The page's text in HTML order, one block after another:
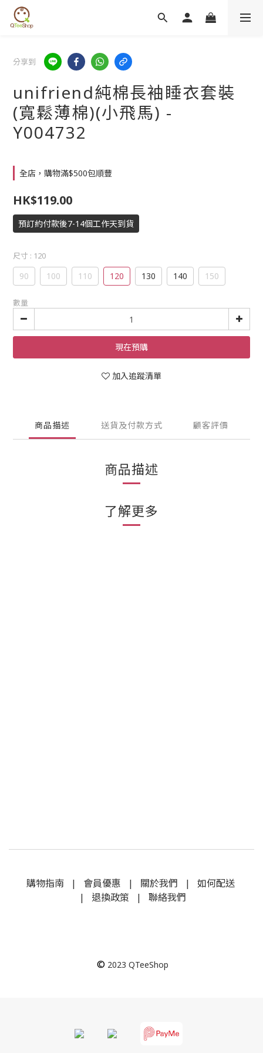
分享到
unifriend純棉長袖睡衣套裝
(寬鬆薄棉)(小飛馬) -
Y004732
全店，購物滿$500包順豐
HK$119.00
預訂約付款後7-14個工作天到貨
尺寸 : 120
90 100 110 120 130 140 150
數量
現在預購
加入追蹤清單
商品描述 送貨及付款方式 顧客評價
商品描述
了解更多
購物指南| 會員優惠 | 關於我們 | 如何配送
| 退換政策 | 聯絡我們
© 2023 QTeeShop